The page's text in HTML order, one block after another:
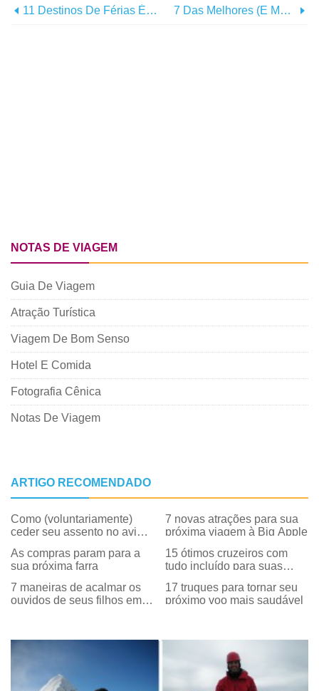
11 Destinos De Férias Épicos Para Viciados Em Adrenalina 7 Das Melhores (e Mais Românticas) Aulas De Culinária Para Casais
NOTAS DE VIAGEM
Guia De Viagem
Atração Turística
Viagem De Bom Senso
Hotel E Comida
Fotografia Cênica
Notas De Viagem
ARTIGO RECOMENDADO
Como (voluntariamente)
ceder seu assento no avião
7 novas atrações para sua
próxima viagem à Big Apple
As compras param para a
sua próxima farra
15 ótimos cruzeiros com
tudo incluído para suas
7 maneiras de acalmar os
ouvidos de seus filhos em
17 truques para tornar seu
próximo voo mais saudável